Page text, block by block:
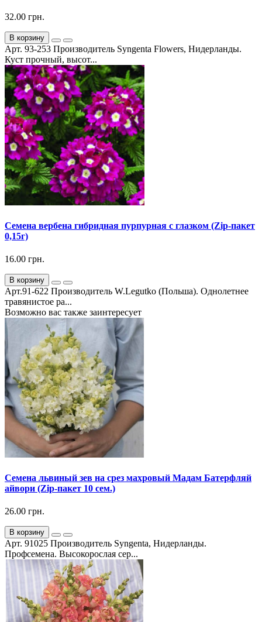
32.00 грн.
В корзину
Арт. 93-253 Производитель Syngenta Flowers, Нидерланды.
Куст прочный, высот...
Семена вербена гибридная пурпурная с глазком (Zip-пакет
0,15г)
16.00 грн.
В корзину
Арт.91-622 Производитель W.Legutko (Польша). Однолетнее
травянистое ра...
Возможно вас также заинтересует
Семена львиный зев на срез махровый Мадам Батерфляй
айвори (Zip-пакет 10 сем.)
26.00 грн.
В корзину
Арт. 91025 Производитель Syngenta, Нидерланды.
Профсемена. Высокорослая сер...